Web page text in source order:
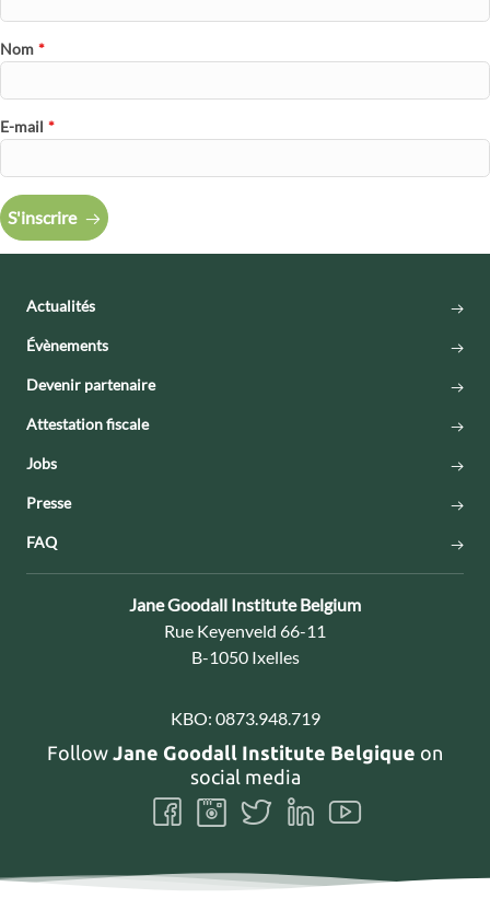
Nom *
E-mail *
S'inscrire
Actualités
Évènements
Devenir partenaire
Attestation fiscale
Jobs
Presse
FAQ
Contact:
Jane Goodall Institute Belgium
Adresse:
Rue Keyenveld 66-11
B-1050 Ixelles
KBO: 0873.948.719
Follow Jane Goodall Institute Belgique on
social media
Follow
us
Facebook
Follow
us
Instagram
Follow
us
Twitter
Follow
us
LinkedIn
Follow
us
Youtube